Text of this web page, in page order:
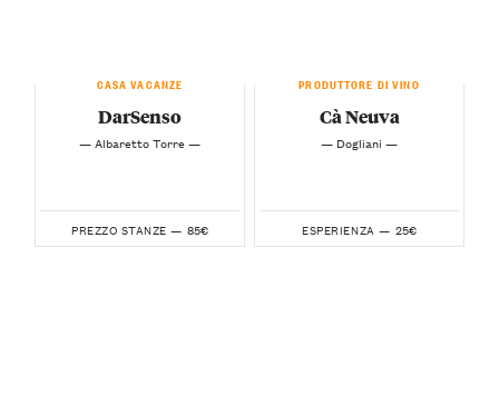
CASA VACANZE
DarSenso
— Albaretto Torre —
PREZZO STANZE — 85€
PRODUTTORE DI VINO
Cà Neuva
— Dogliani —
ESPERIENZA — 25€